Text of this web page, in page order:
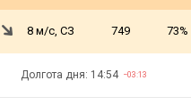
8 м/с, СЗ 749 73%
Долгота дня: 14:54 −03:13